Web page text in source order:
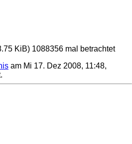
KiB) 1088356 mal betrachtet
am Mi 17. Dez 2008, 11:48,